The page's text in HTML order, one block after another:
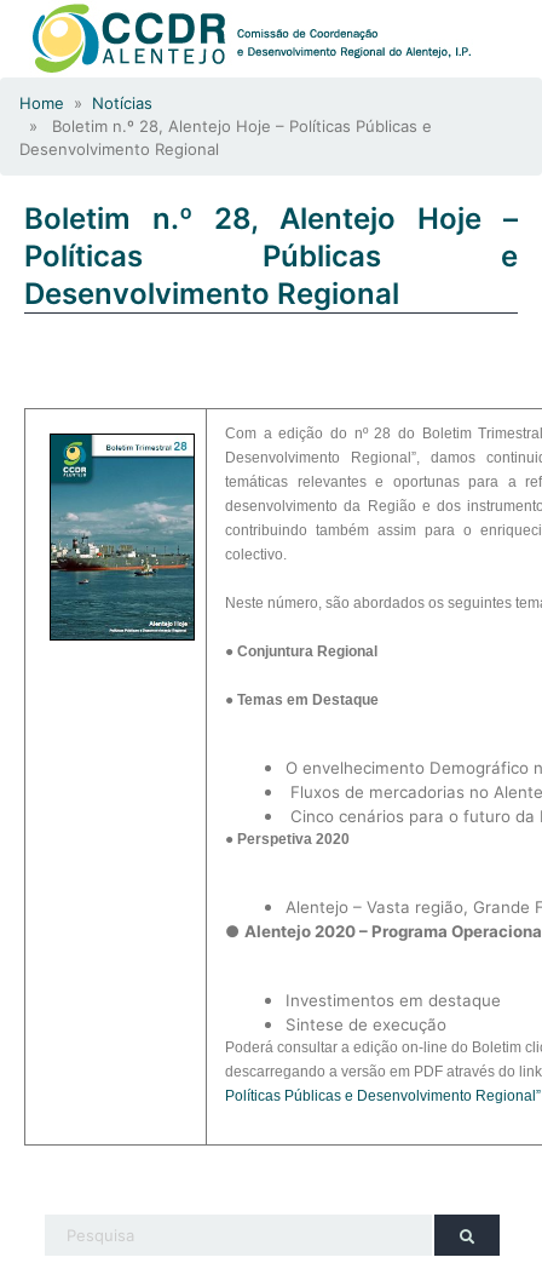
Home » Notícias
» Boletim n.º 28, Alentejo Hoje – Políticas Públicas e
Desenvolvimento Regional
Boletim n.º 28, Alentejo Hoje –
Políticas Públicas e
Desenvolvimento Regional
Com a edição do nº 28 do Boletim
Desenvolvimento Regional”, damos
temáticas relevantes e oportunas para a
desenvolvimento da Região e dos
contribuindo também assim para o
colectivo.
Neste número, são abordados os seguintes
● Conjuntura Regional
● Temas em Destaque
O envelhecimento Demográfico
Fluxos de mercadorias no
Cinco cenários para o futuro da
● Perspetiva 2020
Alentejo – Vasta região, Grande
● Alentejo 2020 – Programa
Investimentos em destaque
Sintese de execução
Poderá consultar a edição on-line do Boletim
descarregando a versão em PDF através do
Políticas Públicas e Desenvolvimento Regional”